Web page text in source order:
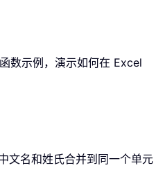
数示例，演示如何在 Excel
文名和姓氏合并到同一个单元